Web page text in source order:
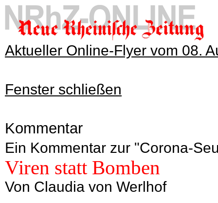
Aktueller Online-Flyer vom 08.
Fenster schließen
Kommentar
Ein Kommentar zur "Corona-
Viren statt Bomben
Von Claudia von Werlhof